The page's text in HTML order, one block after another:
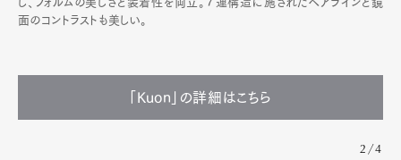
面のコントラストも美しい。
「Kuon」の詳細はこちら
2/4